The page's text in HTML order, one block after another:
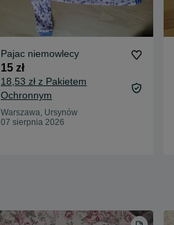
Pajac niemowlecy
15 zł
18,53 zł z Pakietem
Ochronnym
Warszawa, Ursynów
07 sierpnia 2026